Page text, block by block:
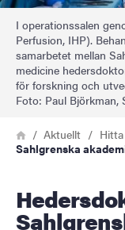
I operationssalen
Perfusion, IHP).
samarbetet mellan
medicine
för forskning och
Foto: Paul Björkman,
Länkstig
HemAktuellt
Sahlgrenska
Hedersdoktor stärker